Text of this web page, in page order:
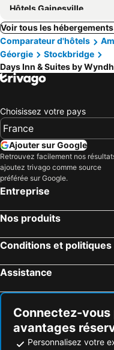
Hôtels Gainesville
Voir tous les
Comparateur d'hôtels
Géorgie
Stockbridge
Days Inn & Suites by
Choisissez votre pays
Ajouter sur Google
Retrouvez facilement nos
ajoutez trivago comme source
préférée sur Google.
Entreprise
Nos produits
Conditions et politiques
Assistance
Connectez-
avantages
Personnalisez votre